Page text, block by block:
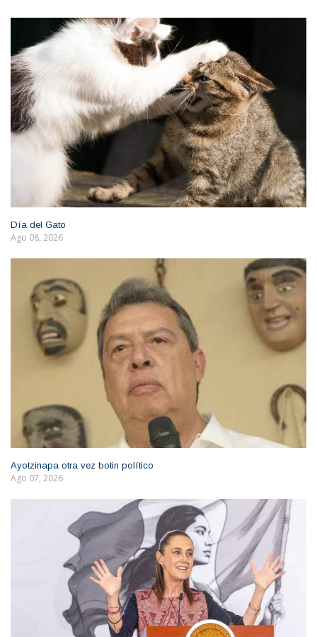
Día del Gato
Ago 08, 2026
Ayotzinapa otra vez botin político
Ago 07, 2026